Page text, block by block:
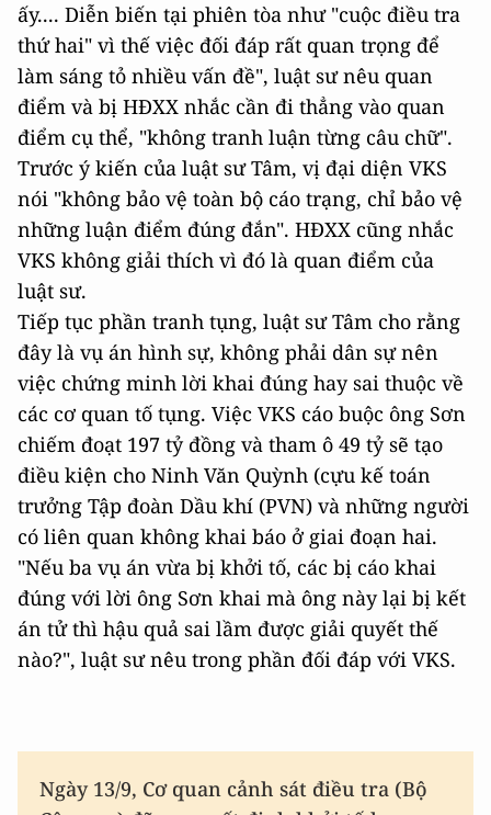
ấy.... Diễn biến tại phiên tòa như "cuộc điều tra
thứ hai" vì thế việc đối đáp rất quan trọng để
làm sáng tỏ nhiều vấn đề", luật sư nêu quan
điểm và bị HĐXX nhắc cần đi thẳng vào quan
điểm cụ thể, "không tranh luận từng câu chữ".
Trước ý kiến của luật sư Tâm, vị đại diện VKS
nói "không bảo vệ toàn bộ cáo trạng, chỉ bảo vệ
những luận điểm đúng đắn". HĐXX cũng nhắc
VKS không giải thích vì đó là quan điểm của
luật sư.
Tiếp tục phần tranh tụng, luật sư Tâm cho rằng
đây là vụ án hình sự, không phải dân sự nên
việc chứng minh lời khai đúng hay sai thuộc về
các cơ quan tố tụng. Việc VKS cáo buộc ông Sơn
chiếm đoạt 197 tỷ đồng và tham ô 49 tỷ sẽ tạo
điều kiện cho Ninh Văn Quỳnh (cựu kế toán
trưởng Tập đoàn Dầu khí (PVN) và những người
có liên quan không khai báo ở giai đoạn hai.
"Nếu ba vụ án vừa bị khởi tố, các bị cáo khai
đúng với lời ông Sơn khai mà ông này lại bị kết
án tử thì hậu quả sai lầm được giải quyết thế
nào?", luật sư nêu trong phần đối đáp với VKS.
Ngày 13/9, Cơ quan cảnh sát điều tra (Bộ